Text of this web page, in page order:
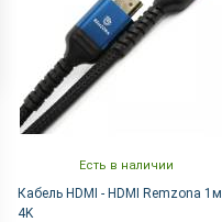
Есть в наличии
Кабель HDMI - HDMI Remzona 1м
4K